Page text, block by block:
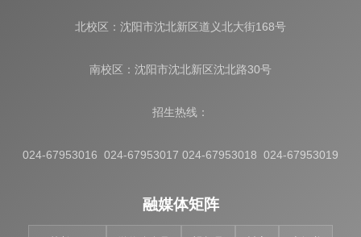
北校区：沈阳市沈北新区道义北大街168号
南校区：沈阳市沈北新区沈北路30号
招生热线：
024-67953016 024-67953017 024-67953018 024-67953019
融媒体矩阵